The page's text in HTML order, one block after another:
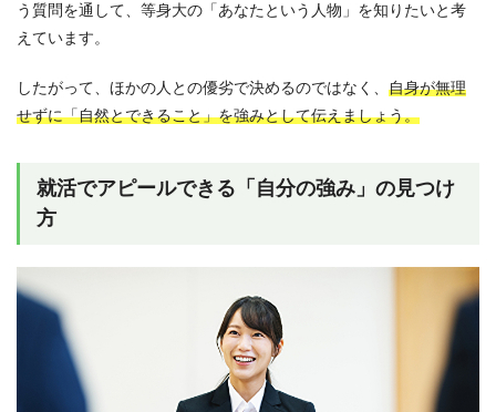
う質問を通して、等身大の「あなたという人物」を知りたいと考
えています。
したがって、ほかの人との優劣で決めるのではなく、 自身が無理
せずに「自然とできること」を強みとして伝えましょう。
就活でアピールできる「自分の強み」の見つけ
方